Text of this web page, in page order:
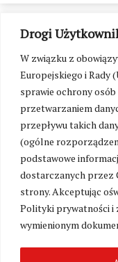
Drogi
W związku z
Europejskiego i Rady
sprawie ochrony
przetwarzaniem
przepływu takich
(ogólne
podstawowe
dostarczanych przez
strony. Akceptując
Polityki prywatności i
wymienionym